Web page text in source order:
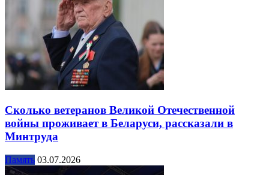
Сколько ветеранов Великой Отечественной
войны проживает в Беларуси, рассказали в
Минтруда
Память 03.07.2026